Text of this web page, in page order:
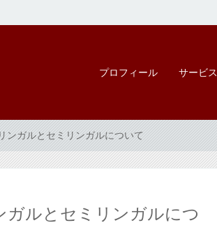
プロフィール サービス
ンガルとセミリンガルについて
ガルとセミリンガルにつ